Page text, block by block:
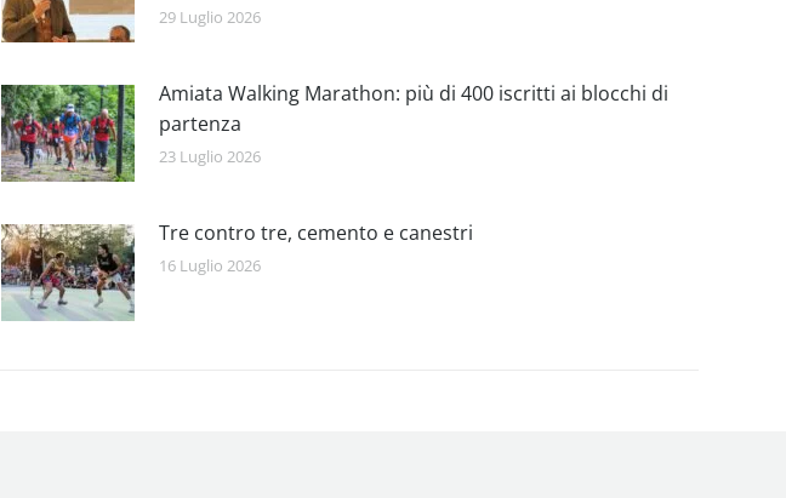
29 Luglio 2026
Amiata Walking Marathon: più di 400 iscritti ai blocchi di
partenza
23 Luglio 2026
Tre contro tre, cemento e canestri
16 Luglio 2026